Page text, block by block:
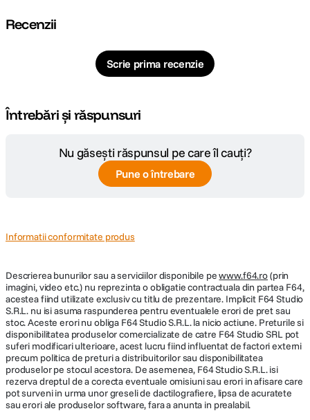
Tip Focalizare Autofocus
Da
DIMENSIUNE / GREUTATE:
maxim
Lungime 88.5 mm/114.4mm la extindere maxima
Greutate 411 g
DETALII PRODUCATOR
Cod producator V335330BW000
Recenzii
Scrie prima recenzie
Întrebări și răspunsuri
Nu găsești răspunsul pe care îl cauți?
Pune o întrebare
Informatii conformitate produs
Descrierea bunurilor sau a serviciilor disponibile pewww.f64.ro(prin
imagini, video etc.) nu reprezinta o obligatie contractuala din partea F64,
acestea fiind utilizate exclusiv cu titlu de prezentare. Implicit F64 Studio
S.R.L. nu isi asuma raspunderea pentru eventualele erori de pret sau
stoc. Aceste erori nu obliga F64 Studio S.R.L. la nicio actiune. Preturile si
disponibilitatea produselor comercializate de catre F64 Studio SRL pot
suferi modificari ulterioare, acest lucru fiind influentat de factori externi
precum politica de preturi a distribuitorilor sau disponibilitatea
produselor pe stocul acestora. De asemenea, F64 Studio S.R.L. isi
rezerva dreptul de a corecta eventuale omisiuni sau erori in afisare care
pot surveni in urma unor greseli de dactilografiere, lipsa de acuratete
sau erori ale produselor software, fara a anunta in prealabil.